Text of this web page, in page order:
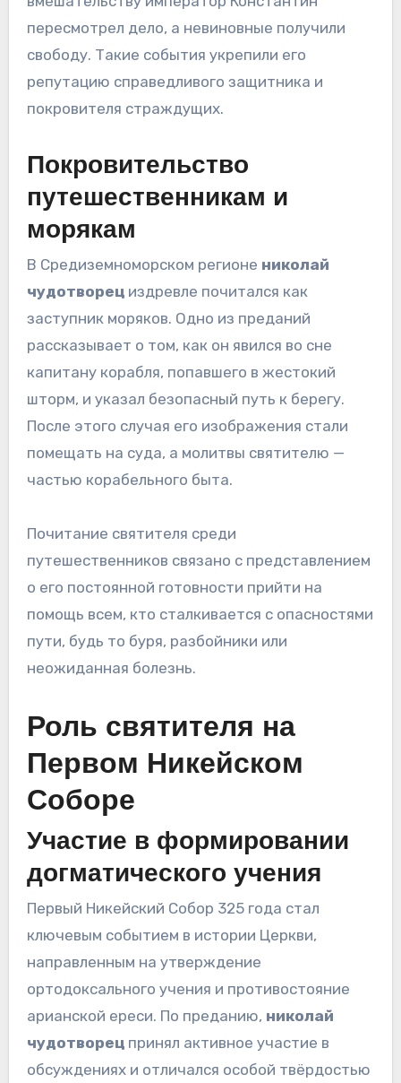
пересмотрел дело, а невиновные получили
свободу. Такие события укрепили его
репутацию справедливого защитника и
покровителя страждущих.
Покровительство
путешественникам и
морякам
В Средиземноморском регионе николай
чудотворециздревле почитался как
заступник моряков. Одно из преданий
рассказывает о том, как он явился во сне
капитану корабля, попавшего в жестокий
шторм, и указал безопасный путь к берегу.
После этого случая его изображения стали
помещать на суда, а молитвы святителю —
частью корабельного быта.
Почитание святителя среди
путешественников связано с представлением
о его постоянной готовности прийти на
помощь всем, кто сталкивается с опасностями
пути, будь то буря, разбойники или
неожиданная болезнь.
Роль святителя на
Первом Никейском
Соборе
Участие в формировании
догматического учения
Первый Никейский Собор 325 года стал
ключевым событием в истории Церкви,
направленным на утверждение
ортодоксального учения и противостояние
арианской ереси. По преданию, николай
чудотворецпринял активное участие в
обсуждениях и отличался особой твёрдостью